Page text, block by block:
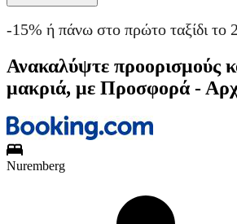
-15% ή πάνω στο πρώτο ταξίδι το
Ανακαλύψτε προορισμούς
μακριά, με Προσφορά -
Nuremberg